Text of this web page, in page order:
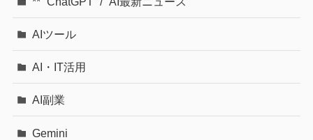
AIツール
AI・IT活用
AI副業
Gemini